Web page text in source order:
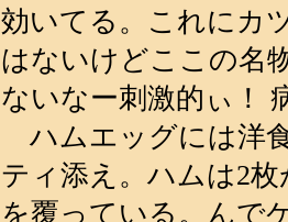
効いてる。これにカ
はないけどここの名
ないなー刺激的ぃ！
ハムエッグには洋
ティ添え。ハムは2
を覆っている。んで